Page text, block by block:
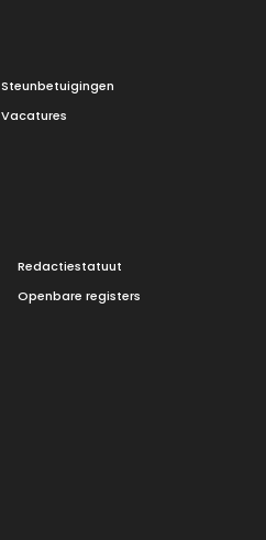
Steunbetuigingen
Vacatures
Redactiestatuut
Openbare registers